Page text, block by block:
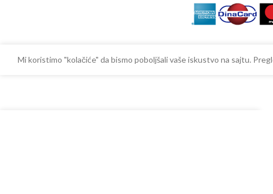
Mi koristimo "kolačiće" da bismo poboljšali vaše iskustvo na sajtu.